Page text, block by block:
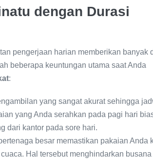
dengan Durasi
pengerjaan harian memberikan banyak
beberapa keuntungan utama saat Anda
:
yang sangat akurat sehingga
yang Anda serahkan pada pagi hari
dari kantor pada sore hari.
besar memastikan pakaian Anda
Hal tersebut menghindarkan busana